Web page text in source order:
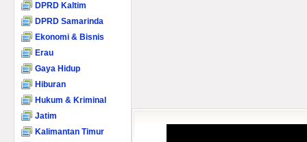
DPRD Kaltim
DPRD Samarinda
Ekonomi & Bisnis
Erau
Gaya Hidup
Hiburan
Hukum & Kriminal
Jatim
Kalimantan Timur